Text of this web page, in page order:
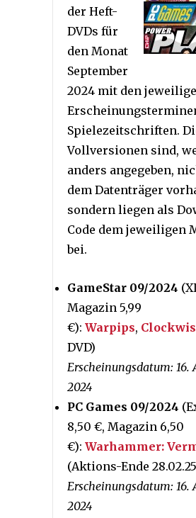
der Heft-
DVDs für
den Monat
September
2024 mit den
Spielezeitschriften.
Vollversionen sind,
anders angegeben,
dem Datenträger
sondern liegen als
Code dem jeweiligen
bei.
GameStar 09/2024
Magazin 5,99
€): Warpips,
DVD)
Erscheinungsdatum: 16.
2024
PC Games 09/2024
8,50 €, Magazin 6,50
€): Warhammer:
(Aktions-Ende
Erscheinungsdatum: 16.
2024